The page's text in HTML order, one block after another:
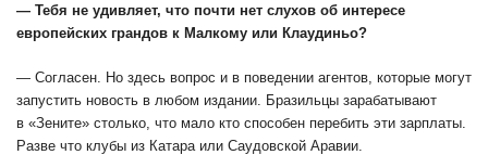
— Тебя не удивляет, что почти нет слухов об интересе
европейских грандов к Малкому или Клаудиньо?
— Согласен. Но здесь вопрос и в поведении агентов, которые могут
запустить новость в любом издании. Бразильцы зарабатывают
в «Зените» столько, что мало кто способен перебить эти зарплаты.
Разве что клубы из Катара или Саудовской Аравии.